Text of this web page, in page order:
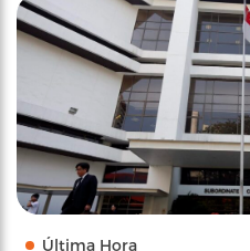
Última Hora